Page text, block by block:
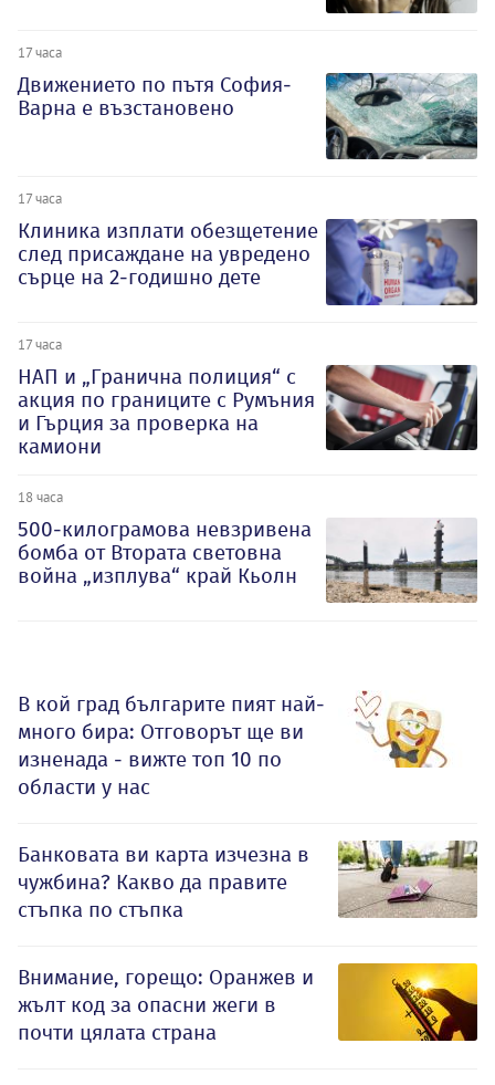
17 часа
Движението по пътя София-
Варна е възстановено
17 часа
Клиника изплати обезщетение
след присаждане на увредено
сърце на 2-годишно дете
17 часа
НАП и „Гранична полиция“ с
акция по границите с Румъния
и Гърция за проверка на
камиони
18 часа
500-килограмова невзривена
бомба от Втората световна
война „изплува“ край Кьолн
В кой град българите пият най-
много бира: Отговорът ще ви
изненада - вижте топ 10 по
области у нас
Банковата ви карта изчезна в
чужбина? Какво да правите
стъпка по стъпка
Внимание, горещо: Оранжев и
жълт код за опасни жеги в
почти цялата страна